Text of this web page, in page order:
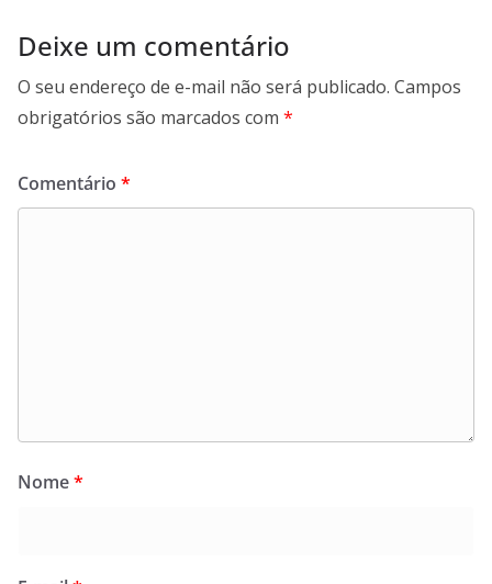
Deixe um comentário
O seu endereço de e-mail não será publicado. Campos
obrigatórios são marcados com *
Comentário *
Nome*